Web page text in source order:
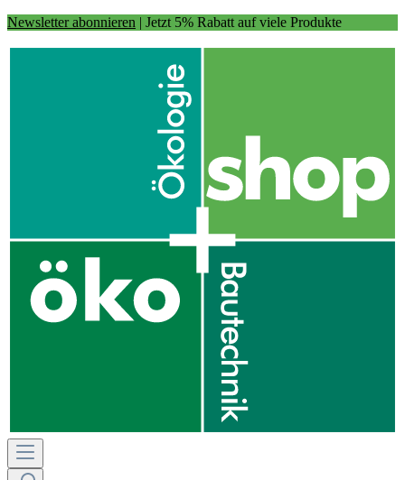
Newsletter abonnieren | Jetzt 5% Rabatt auf viele Produkte